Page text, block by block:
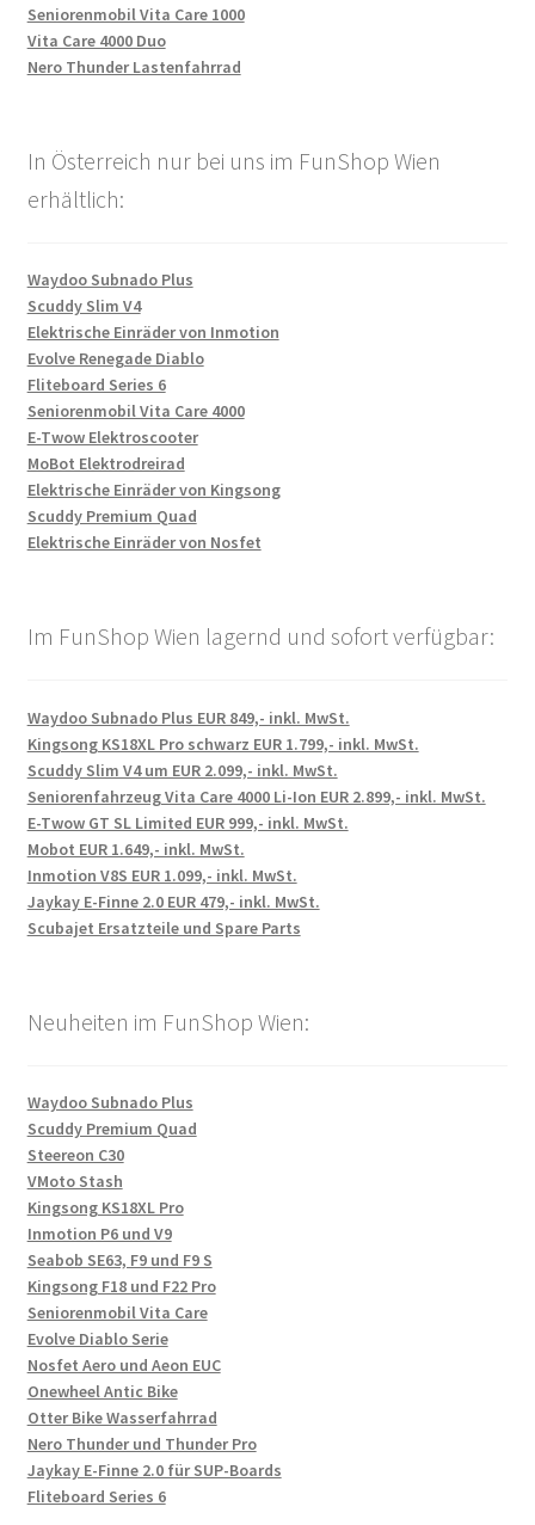
Seniorenmobil Vita Care 1000
Vita Care 4000 Duo
Nero Thunder Lastenfahrrad
In Österreich nur bei uns im FunShop Wien
erhältlich:
Waydoo Subnado Plus
Scuddy Slim V4
Elektrische Einräder von Inmotion
Evolve Renegade Diablo
Fliteboard Series 6
Seniorenmobil Vita Care 4000
E-Twow Elektroscooter
MoBot Elektrodreirad
Elektrische Einräder von Kingsong
Scuddy Premium Quad
Elektrische Einräder von Nosfet
Im FunShop Wien lagernd und sofort verfügbar:
Waydoo Subnado Plus EUR 849,- inkl. MwSt.
Kingsong KS18XL Pro schwarz EUR 1.799,- inkl. MwSt.
Scuddy Slim V4 um EUR 2.099,- inkl. MwSt.
Seniorenfahrzeug Vita Care 4000 Li-Ion EUR 2.899,- inkl. MwSt.
E-Twow GT SL Limited EUR 999,- inkl. MwSt.
Mobot EUR 1.649,- inkl. MwSt.
Inmotion V8S EUR 1.099,- inkl. MwSt.
Jaykay E-Finne 2.0 EUR 479,- inkl. MwSt.
Scubajet Ersatzteile und Spare Parts
Neuheiten im FunShop Wien:
Waydoo Subnado Plus
Scuddy Premium Quad
Steereon C30
VMoto Stash
Kingsong KS18XL Pro
Inmotion P6 und V9
Seabob SE63, F9 und F9 S
Kingsong F18 und F22 Pro
Seniorenmobil Vita Care
Evolve Diablo Serie
Nosfet Aero und Aeon EUC
Onewheel Antic Bike
Otter Bike Wasserfahrrad
Nero Thunder und Thunder Pro
Jaykay E-Finne 2.0 für SUP-Boards
Fliteboard Series 6